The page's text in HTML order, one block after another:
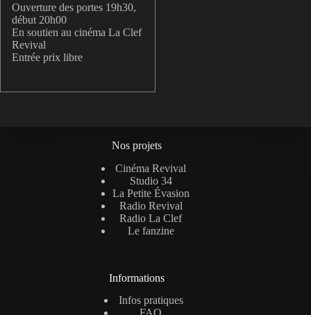
Ouverture des portes 19h30,
début 20h00
En soutien au cinéma La Clef
Revival
Entrée prix libre
Nos projets
Cinéma Revival
Studio 34
La Petite Évasion
Radio Revival
Radio La Clef
Le fanzine
Informations
Infos pratiques